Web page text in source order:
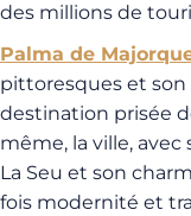
des millions de
Palma de
pittoresques et
destination prisée
même, la ville,
La Seu et son
fois modernité et